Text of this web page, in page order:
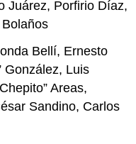
Juárez, Porfirio Díaz,
Bellí, Ernesto
González, Luis
Areas,
Sandino, Carlos